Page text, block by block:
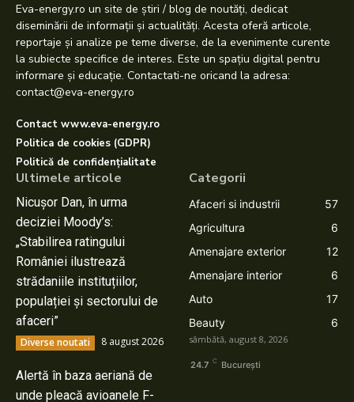
Eva-energy.ro un site de știri / blog de noutăți, dedicat
diseminării de informații și actualități. Acesta oferă articole,
reportaje și analize pe teme diverse, de la evenimente curente
la subiecte specifice de interes. Este un spațiu digital pentru
informare și educație. Contactati-ne oricand la adresa:
contact@eva-energy.ro
Contact www.eva-energy.ro
Politica de cookies (GDPR)
Politică de confidențialitate
Ultimele articole
Nicușor Dan, în urma
deciziei Moody’s:
„Stabilirea ratingului
României ilustrează
strădaniile instituțiilor,
populației și sectorului de
afaceri”
Diverse noutati 8 august 2026
Alertă în baza aeriană de
unde pleacă avioanele F-
Categorii
Afaceri si industrii
57
Agricultura
6
Amenajare exterior
12
Amenajare interior
6
Auto
17
Beauty
6
sâmbătă, august 8, 2026
24.7 C București